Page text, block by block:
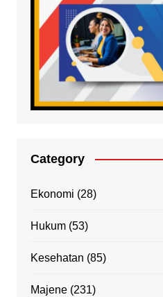
Category
Ekonomi (28)
Hukum(53)
Kesehatan (85)
Majene(231)